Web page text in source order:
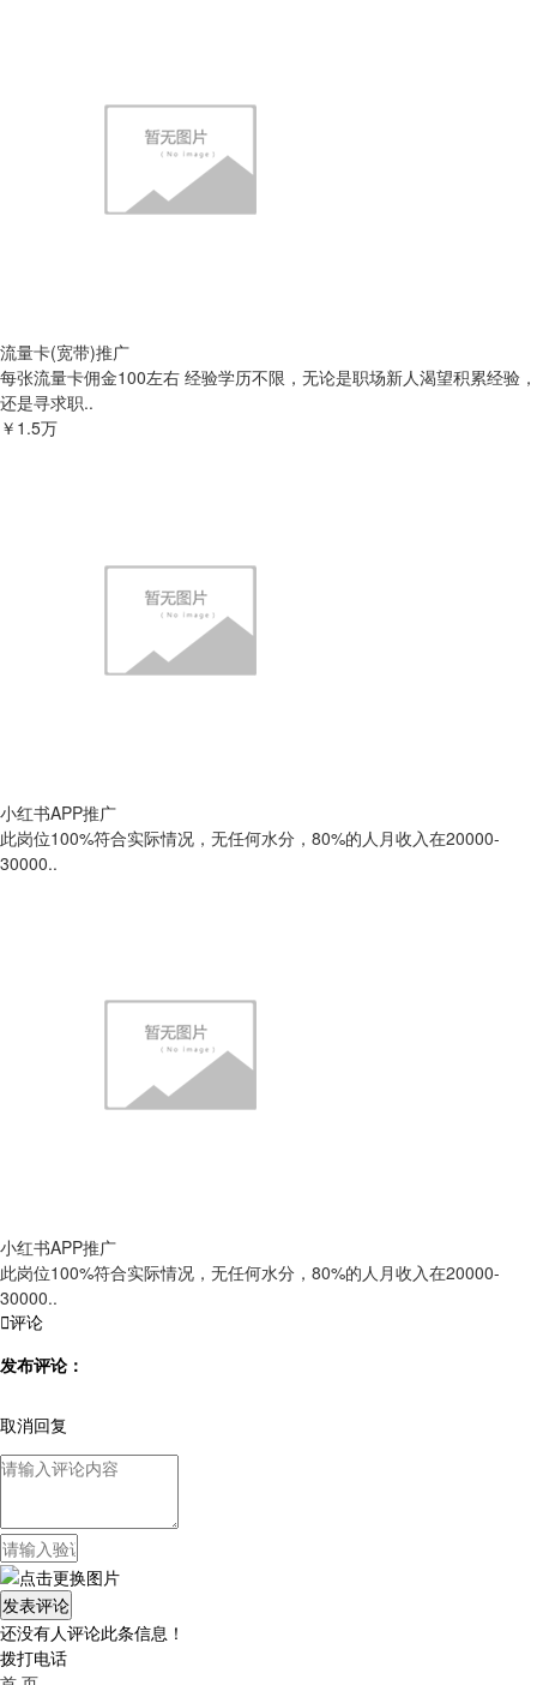
流量卡(宽带)推广
每张流量卡佣金100左右 经验学历不限，无论是职场新人渴望积累经验，
还是寻求职..
￥1.5万
小红书APP推广
此岗位100%符合实际情况，无任何水分，80%的人月收入在20000-
30000..
小红书APP推广
此岗位100%符合实际情况，无任何水分，80%的人月收入在20000-
30000..
评论
发布评论：
取消回复
还没有人评论此条信息！
拨打电话